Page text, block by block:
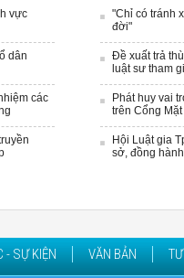
vực
dân
các
"Chỉ có tránh
đời"
Đề xuất trả
luật sư tham
Phát huy vai
trên Cổng
Hội Luật gia
sở, đồng
- SỰ KIỆN VĂN BẢN